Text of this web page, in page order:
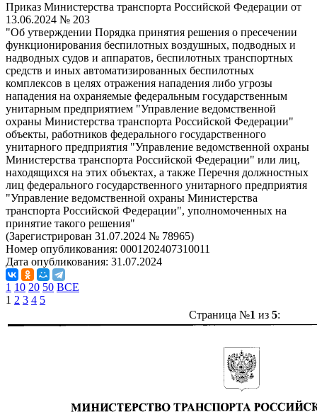
Приказ Министерства транспорта Российской Федерации от
13.06.2024 № 203
"Об утверждении Порядка принятия решения о пресечении
функционирования беспилотных воздушных, подводных и
надводных судов и аппаратов, беспилотных транспортных
средств и иных автоматизированных беспилотных
комплексов в целях отражения нападения либо угрозы
нападения на охраняемые федеральным государственным
унитарным предприятием "Управление ведомственной
охраны Министерства транспорта Российской Федерации"
объекты, работников федерального государственного
унитарного предприятия "Управление ведомственной охраны
Министерства транспорта Российской Федерации" или лиц,
находящихся на этих объектах, а также Перечня должностных
лиц федерального государственного унитарного предприятия
"Управление ведомственной охраны Министерства
транспорта Российской Федерации", уполномоченных на
принятие такого решения"
(Зарегистрирован 31.07.2024 № 78965)
Номер опубликования: 0001202407310011
Дата опубликования: 31.07.2024
1 10 20 50 ВСЕ
1 2 3 4 5
Страница №1 из 5: